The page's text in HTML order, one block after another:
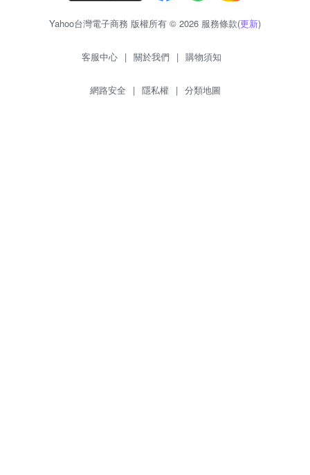
Yahoo台灣電子商務 版權所有 © 2026 服務條款(更新)
客服中心 | 關於我們 | 購物須知
網路安全 | 隱私權 | 分類地圖